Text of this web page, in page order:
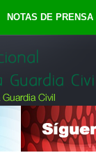
NOTAS DE PRENSA